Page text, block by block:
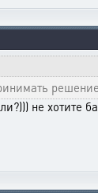
не хотите